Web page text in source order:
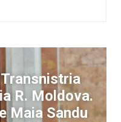
R. Moldova.
Maia Sandu